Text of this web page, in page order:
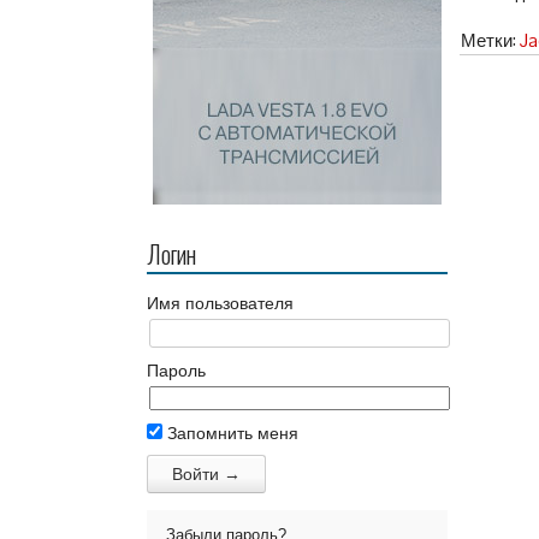
Логин
Имя пользователя
Пароль
Запомнить меня
Забыли пароль?
Метки: